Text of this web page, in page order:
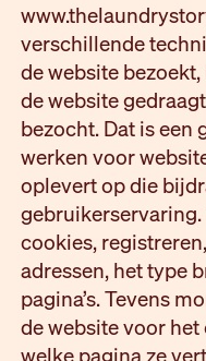
verschillende
de website
de website
bezocht. Dat is
werken voor
oplevert op die
cookies,
adressen, het type
pagina’s. Tevens
de website voor